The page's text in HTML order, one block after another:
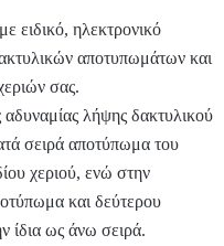
ειδικό, ηλεκτρονικό
αποτυπωμάτων και
σας.
λήψης δακτυλικού
σειρά αποτύπωμα του
χεριού, ενώ στην
και δεύτερου
ίδια ως άνω σειρά.